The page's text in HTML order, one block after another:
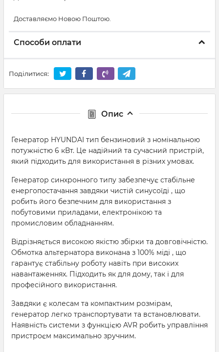
Доставляємо Новою Поштою.
Способи оплати
Поділитися:
Опис
Генератор HYUNDAI тип бензиновий з номінальною
потужністю 6 кВт. Це надійний та сучасний пристрій,
який підходить для використання в різних умовах.
Генератор синхронного типу забезпечує стабільне
енергопостачання завдяки чистій синусоїді , що
робить його безпечним для використання з
побутовими приладами, електронікою та
промисловим обладнанням.
Відрізняється високою якістю збірки та довговічністю.
Обмотка альтернатора виконана з 100% міді , що
гарантує стабільну роботу навіть при високих
навантаженнях. Підходить як для дому, так і для
професійного використання.
Завдяки є колесам та компактним розмірам,
генератор легко транспортувати та встановлювати.
Наявність системи з функцією AVR робить управління
пристроєм максимально зручним.